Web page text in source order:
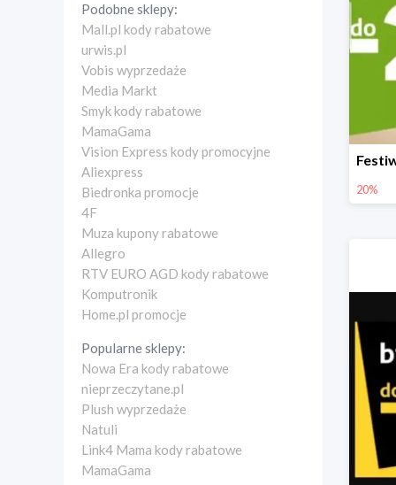
Podobne sklepy:
Mall.pl kody rabatowe
urwis.pl
Vobis wyprzedaże
Media Markt
Smyk kody rabatowe
MamaGama
Vision Express kody promocyjne
Aliexpress
Biedronka promocje
4F
Muza kupony rabatowe
Allegro
RTV EURO AGD kody rabatowe
Komputronik
Home.pl promocje
Popularne sklepy:
Nowa Era kody rabatowe
nieprzeczytane.pl
Plush wyprzedaże
Natuli
Link4 Mama kody rabatowe
MamaGama
20%